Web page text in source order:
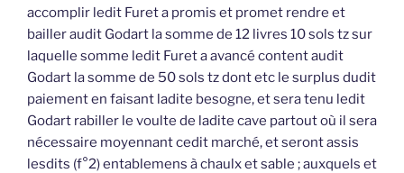
accomplir ledit Furet a promis et promet rendre et
bailler audit Godart la somme de 12 livres 10 sols tz sur
laquelle somme ledit Furet a avancé content audit
Godart la somme de 50 sols tz dont etc le surplus dudit
paiement en faisant ladite besogne, et sera tenu ledit
Godart rabiller le voulte de ladite cave partout où il sera
nécessaire moyennant cedit marché, et seront assis
lesdits (f°2) entablemens à chaulx et sable ; auxquels et